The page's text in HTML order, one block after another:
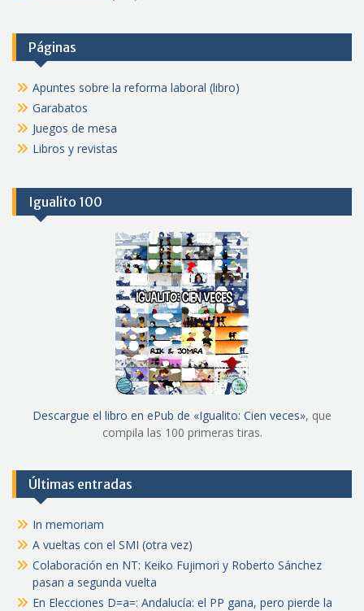
Páginas
Apuntes sobre la reforma laboral (libro)
Garabatos
Juegos de mesa
Libros y revistas
Igualito 100
Descargue el libro en ePub de «Igualito: Cien veces», que
compila las 100 primeras tiras.
Últimas entradas
In memoriam
A vueltas con el SMI (otra vez)
Colaboración en NT: Keiko Fujimori y Roberto Sánchez
pasan a segunda vuelta
En Elecciones D=a=: Andalucía: el PP gana, pero pierde la